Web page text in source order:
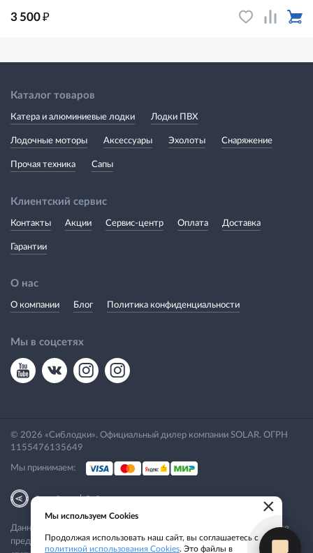
3 500₽
Каталог товаров
Катера и алюминиевые лодки Лодки ПВХ
Лодочные моторы Аксессуары Эхолоты Снаряжение
Прочая техника Сапы
Клиентский сервис
Контакты Акции Сервис-центр Оплата Доставка
Гарантии
О нас
О компании Блог Политика конфиденциальности
Мы в соцсетях
© 2026 «Сиблодки». Официальный дилер компании SOLAR. ОГРН
1155476135649
Мы принимаем:
Разработка|Веб-аналитика
Данный сайт носит исключительно информационный характер. Все
представленные предложения не являются офертой, определяемой
×
Мы используем Cookies
Продолжая использовать наш сайт, вы соглашаетесь с
политикой использования Cookies. Это файлы в